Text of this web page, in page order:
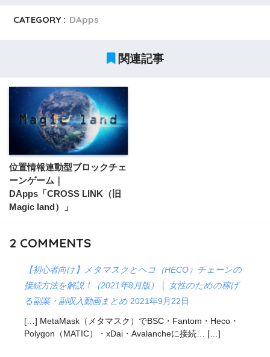
CATEGORY : DApps
関連記事
位置情報連動型ブロックチェ
ーンゲーム｜
DApps「CROSS LINK（旧
Magic land）」
2 COMMENTS
【初心者向け】メタマスクとヘコ（HECO）チェーンの
接続方法を解説！（2021年8月版） │ 女性のための稼げ
る副業・副収入動画まとめ 2021年9月22日
[…] MetaMask（メタマスク）でBSC・Fantom・Heco・
Polygon（MATIC）・xDai・Avalancheに接続… […]